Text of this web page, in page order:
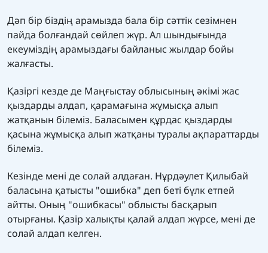
Дәп бір біздің арамызда бала бір сәттік сезімнен
пайда болғандай сөйлеп жүр. Ал шындығында
екеуміздің арамыздағы байланыс жылдар бойы
жалғасты.
Қазіргі кезде де Маңғыстау облысының әкімі жас
қыздарды алдап, қарамағына жұмысқа алып
жатқанын білеміз. Баласымен құрдас қыздарды
қасына жұмысқа алып жатқаны туралы ақпараттарды
білеміз.
Кезінде мені де солай алдаған. Нұрдәулет Қилыбай
баласына қатысты "ошибка" деп беті бүлк етпей
айтты. Оның "ошибкасы" облысты басқарып
отырғаны. Қазір халықты қалай алдап жүрсе, мені де
солай алдап келген.